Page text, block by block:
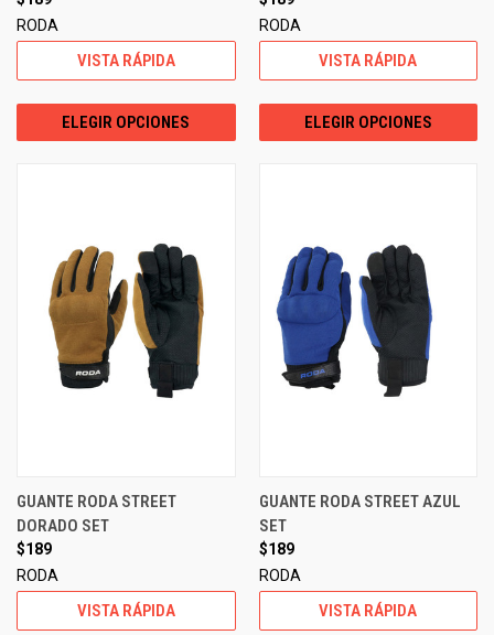
RODA
VISTA RÁPIDA
ELEGIR OPCIONES
RODA
VISTA RÁPIDA
ELEGIR OPCIONES
GUANTE RODA STREET
DORADO SET
$189
RODA
VISTA RÁPIDA
GUANTE RODA STREET AZUL
SET
$189
RODA
VISTA RÁPIDA